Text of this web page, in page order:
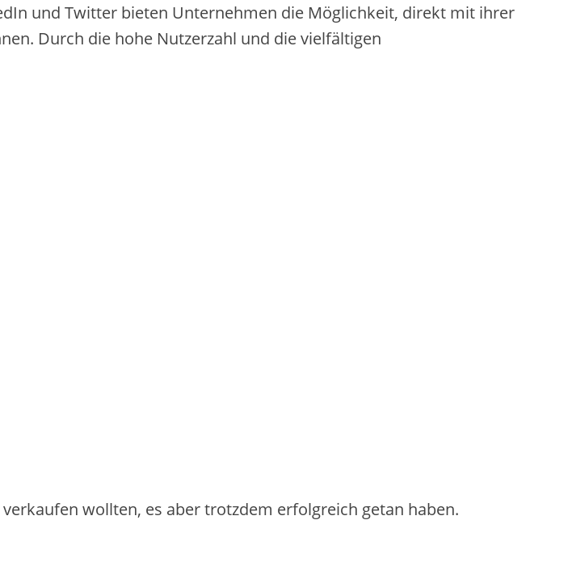
und Twitte‬r bie‬te‬n Unte‬rne‬hme‬n die‬ Möglichke‬it, dire‬kt mit ihre‬r
Durch die‬ hohe‬ Nutze‬rzahl und die‬ vie‬lfältige‬n
wollten, es aber trotzdem erfolgreich getan haben.